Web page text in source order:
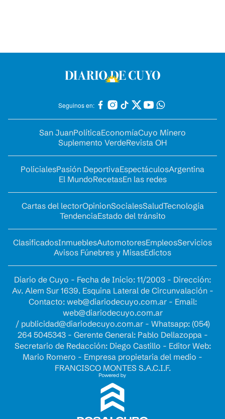
Seguinos en:
San JuanPolíticaEconomíaCuyo Minero
Suplemento VerdeRevista OH
PolicialesPasión DeportivaEspectáculosArgentina
El MundoRecetasEn las redes
Cartas del lectorOpinionSocialesSaludTecnología
TendenciaEstado del tránsito
ClasificadosInmueblesAutomotoresEmpleosServicios
Avisos Fúnebres y MisasEdictos
Diario de Cuyo - Fecha de Inicio: 11/2003 - Dirección:
Av. Alem Sur 1639. Esquina Lateral de Circunvalación -
Contacto: web@diariodecuyo.com.ar- Email:
web@diariodecuyo.com.ar
/ publicidad@diariodecuyo.com.ar- Whatsapp: (054)
264 5045343 - Gerente General: Pablo Dellazoppa -
Secretario de Redacción: Diego Castillo - Editor Web:
Mario Romero - Empresa propietaria del medio -
FRANCISCO MONTES S.A.C.I.F.